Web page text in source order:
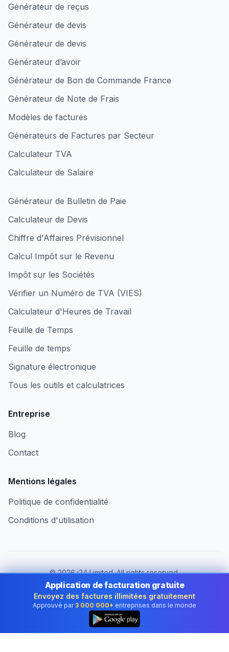
Générateur de reçus
Générateur de devis
Générateur de devis
Générateur d’avoir
Générateur de Bon de Commande France
Générateur de Note de Frais
Modèles de factures
Générateurs de Factures par Secteur
Calculateur TVA
Calculateur de Salaire
Générateur de Bulletin de Paie
Calculateur de Devis
Chiffre d'Affaires Prévisionnel
Calcul Impôt sur le Revenu
Impôt sur les Sociétés
Vérifier un Numéro de TVA (VIES)
Calculateur d'Heures de Travail
Feuille de Temps
Feuille de temps
Signature électronique
Tous les outils et calculatrices
Entreprise
Blog
Contact
Mentions légales
Politique de confidentialité
Conditions d'utilisation
©2026i24 Limited. All rights reserved.
Au service des entreprises en France
Changer de pays :
France
Application de facturation gratuite
Envoyez des factures illimitées gratuitement
Approuvé par 3 000 000+ entreprises dans le monde